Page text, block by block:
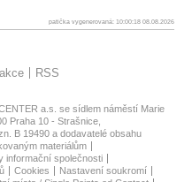
patička vygenerovaná: 10:00:18 08.08.2026
RSS
a.s. se sídlem náměstí Marie
Praha 10 - Strašnice,
B 19490 a dodavatelé obsahu
materiálům
informační společnosti
Cookies
Nastavení soukromí